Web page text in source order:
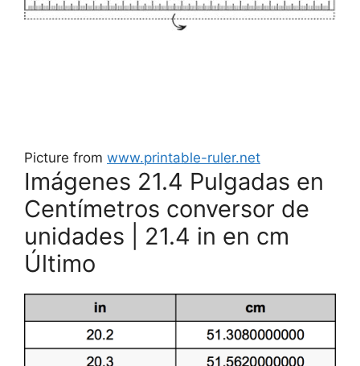
Picture from www.printable-ruler.net
Imágenes 21.4 Pulgadas en
Centímetros conversor de
unidades | 21.4 in en cm
Último